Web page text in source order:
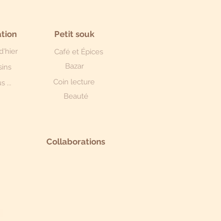
...
Petit souk
Café et Épices
Bazar
Coin lecture
Beauté
Collaborations